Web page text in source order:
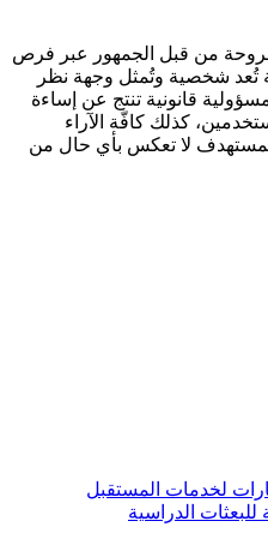
من قبل الجمهور عبر فرص
تُعد شخصية وتُمثل وجهة نظر
قانونية تنتج عن إساءة
كذلك كافّة الآراء
المستهدف لا تعكس بأي حال من
لخدمات المستقبل
للبعثات الدراسية